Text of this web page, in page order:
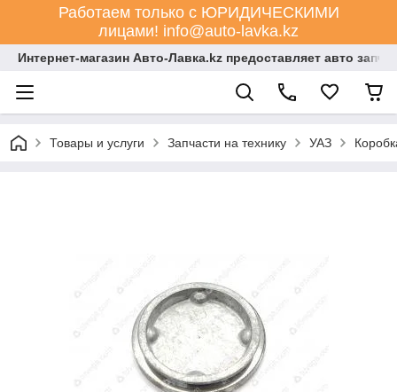
Работаем только с ЮРИДИЧЕСКИМИ
лицами! info@auto-lavka.kz
Интернет-магазин Авто-Лавка.kz предоставляет авто
Товары и услуги Запчасти на технику УАЗ